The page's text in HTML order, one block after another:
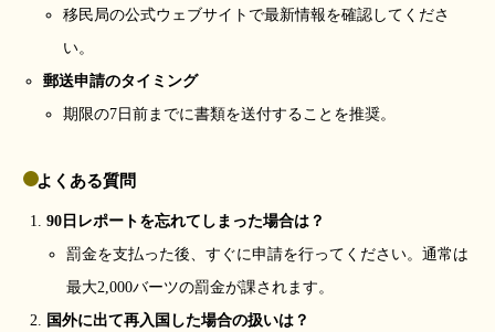
移民局の公式ウェブサイトで最新情報を確認してくださ
い。
郵送申請のタイミング
期限の7日前までに書類を送付することを推奨。
よくある質問
90日レポートを忘れてしまった場合は？
罰金を支払った後、すぐに申請を行ってください。通常は
最大2,000バーツの罰金が課されます。
国外に出て再入国した場合の扱いは？